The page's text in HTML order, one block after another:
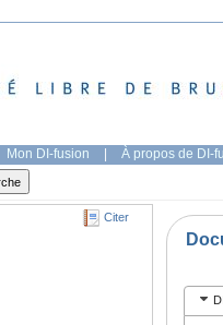
Mon DI-fusion | À propos de DI-
Citer